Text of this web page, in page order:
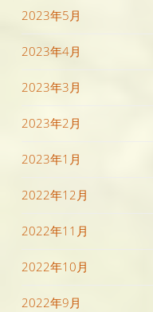
2023年5月
2023年4月
2023年3月
2023年2月
2023年1月
2022年12月
2022年11月
2022年10月
2022年9月